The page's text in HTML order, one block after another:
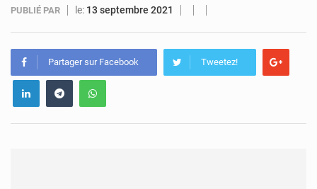
PUBLIÉ PAR le: 13 septembre 2021
Partager sur Facebook Tweetez!